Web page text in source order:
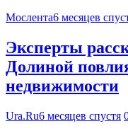
Мослента6 месяцев
Эксперты
Долиной
недвижимости
Ura.Ru6 месяцев спустя